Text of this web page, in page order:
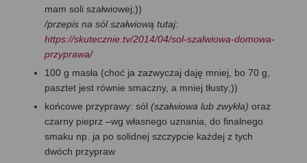
mam soli szałwiowej;))
/przepis na sól szałwiową tutaj:
https://skutecznie.tv/2014/04/sol-szalwiowa-domowa-
przyprawa/
100 g masła (choć ja zazwyczaj daję mniej, bo 70 g,
pasztet jest równie smaczny, a mniej tłusty;))
końcowe przyprawy: sól (szałwiowa lub zwykła) oraz
czarny pieprz –wg własnego uznania, do finalnego
smaku np. ja po solidnej szczypcie każdej z tych
dwóch przypraw